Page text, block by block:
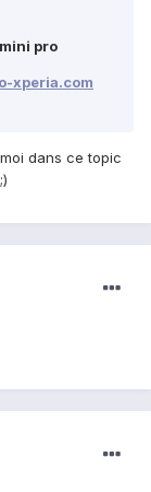
pro
xperia.com
dans ce topic